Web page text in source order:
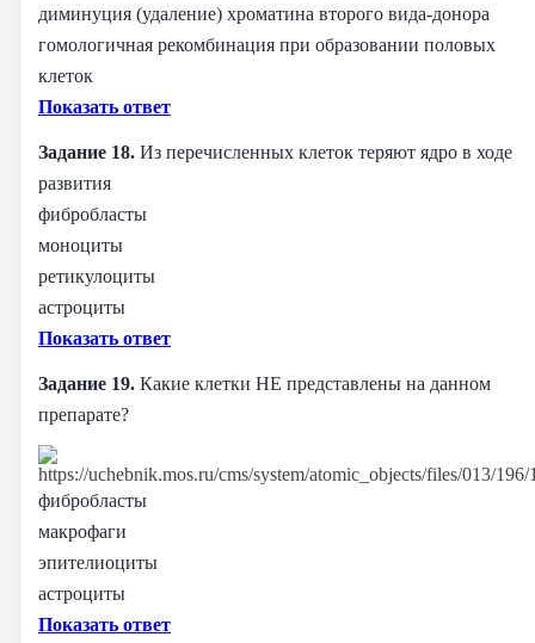
диминуция (удаление) хроматина второго вида-донора
гомологичная рекомбинация при образовании половых
клеток
Показать ответ
Задание 18. Из перечисленных клеток теряют ядро в ходе
развития
фибробласты
моноциты
ретикулоциты
астроциты
Показать ответ
Задание 19. Какие клетки НЕ представлены на данном
препарате?
фибробласты
макрофаги
эпителиоциты
астроциты
Показать ответ